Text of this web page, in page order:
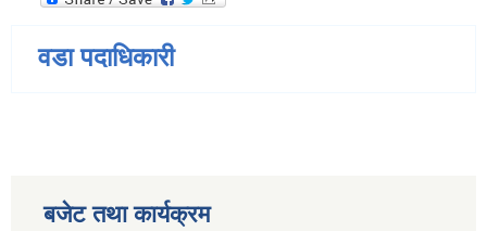
वडा पदाधिकारी
बजेट तथा कार्यक्रम